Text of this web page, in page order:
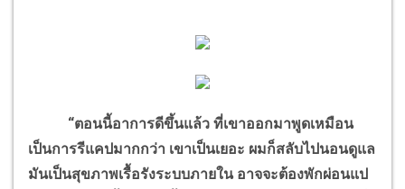
“ตอนนี้อาการดีขึ้นแล้ว ที่เขาออกมาพูดเหมือน
เป็นการรีแคปมากกว่า เขาเป็นเยอะ ผมก็สลับไปนอนดูแล
มันเป็นสุขภาพเรื้อรังระบบภายใน อาจจะต้องพักผ่อนแป